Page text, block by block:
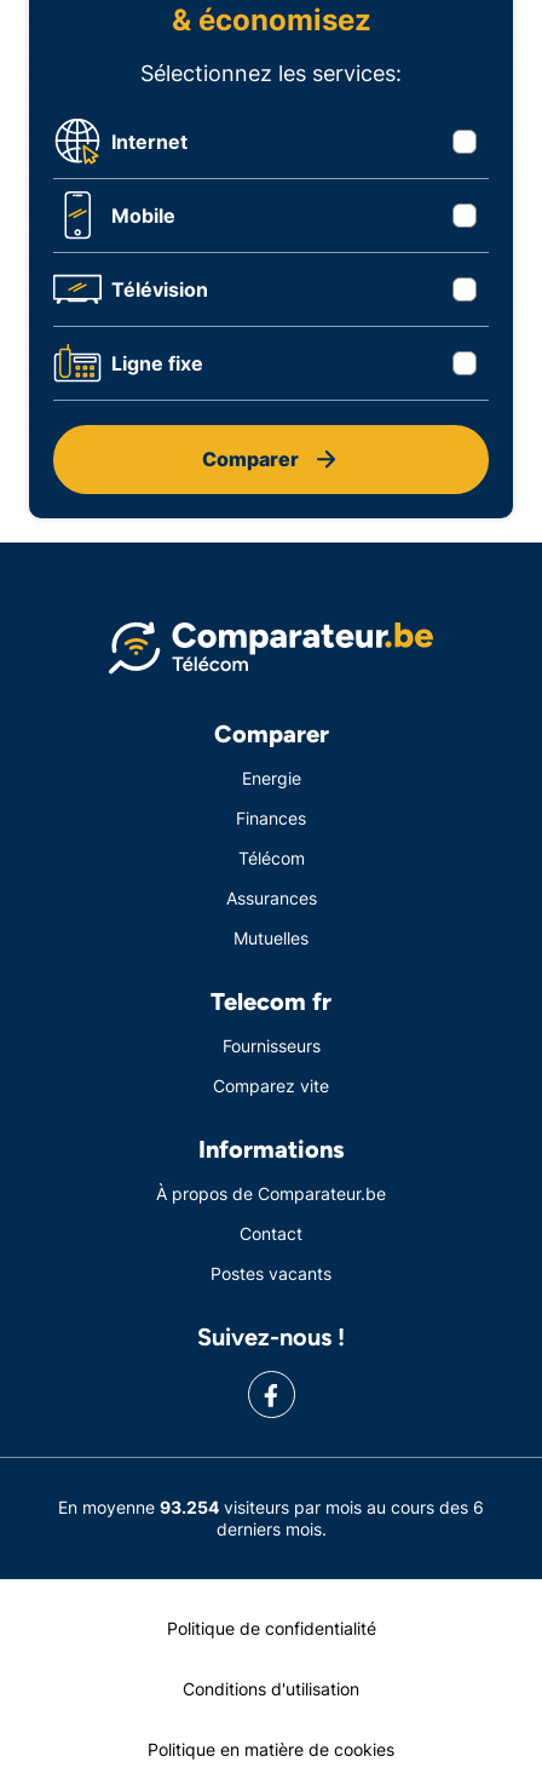
& économisez
Sélectionnez les services:
Internet
Mobile
Télévision
Ligne fixe
Comparer
Comparer
Energie
Finances
Télécom
Assurances
Mutuelles
Telecom fr
Fournisseurs
Comparez vite
Informations
À propos de Comparateur.be
Contact
Postes vacants
Suivez-nous !
En moyenne 93.254 visiteurs par mois au cours des 6
derniers mois.
Politique de confidentialité
Conditions d'utilisation
Politique en matière de cookies